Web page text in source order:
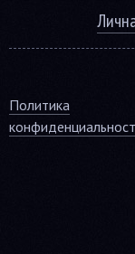
Политика